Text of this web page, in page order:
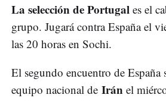
La selección de Portugal es el
grupo. Jugará contra España el
las 20 horas en Sochi.
El segundo encuentro de España
equipo nacional de Irán el